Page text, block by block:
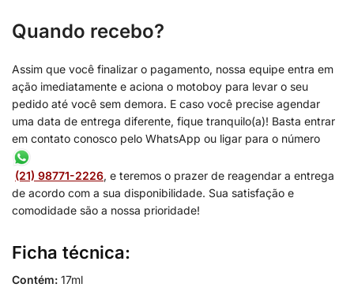
Quando recebo?
Assim que você finalizar o pagamento, nossa equipe entra em
ação imediatamente e aciona o motoboy para levar o seu
pedido até você sem demora. E caso você precise agendar
uma data de entrega diferente, fique tranquilo(a)! Basta entrar
em contato conosco pelo WhatsApp ou ligar para o número
(21) 98771-2226, e teremos o prazer de reagendar a entrega
de acordo com a sua disponibilidade. Sua satisfação e
comodidade são a nossa prioridade!
Ficha técnica:
Contém: 17ml